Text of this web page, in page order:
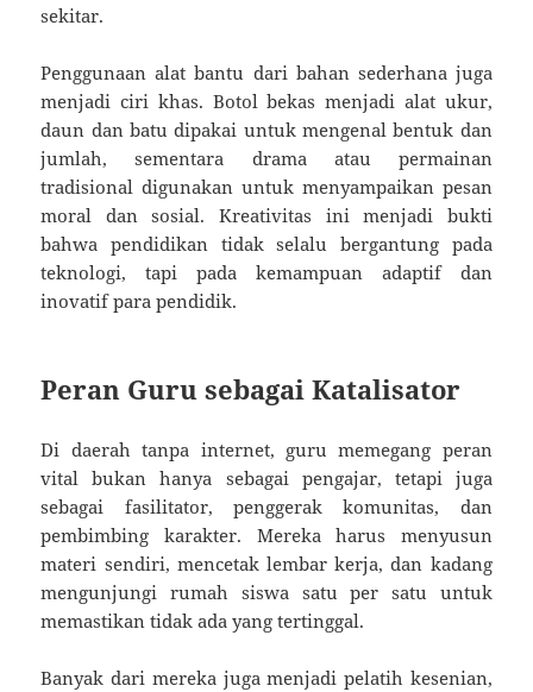
sekitar.
Penggunaan alat bantu dari bahan sederhana juga
menjadi ciri khas. Botol bekas menjadi alat ukur,
daun dan batu dipakai untuk mengenal bentuk dan
jumlah, sementara drama atau permainan
tradisional digunakan untuk menyampaikan pesan
moral dan sosial. Kreativitas ini menjadi bukti
bahwa pendidikan tidak selalu bergantung pada
teknologi, tapi pada kemampuan adaptif dan
inovatif para pendidik.
Peran Guru sebagai Katalisator
Di daerah tanpa internet, guru memegang peran
vital bukan hanya sebagai pengajar, tetapi juga
sebagai fasilitator, penggerak komunitas, dan
pembimbing karakter. Mereka harus menyusun
materi sendiri, mencetak lembar kerja, dan kadang
mengunjungi rumah siswa satu per satu untuk
memastikan tidak ada yang tertinggal.
Banyak dari mereka juga menjadi pelatih kesenian,